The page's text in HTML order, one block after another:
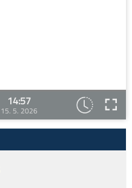
14:57
15. 5. 2026